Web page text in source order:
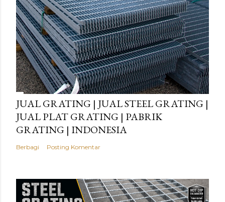
JUAL GRATING | JUAL STEEL GRATING |
JUAL PLAT GRATING | PABRIK
GRATING | INDONESIA
Berbagi Posting Komentar